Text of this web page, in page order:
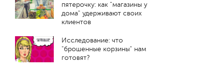
пятерочку: как "магазины у
дома" удерживают своих
клиентов
Исследование: что
"брошенные корзины" нам
готовят?